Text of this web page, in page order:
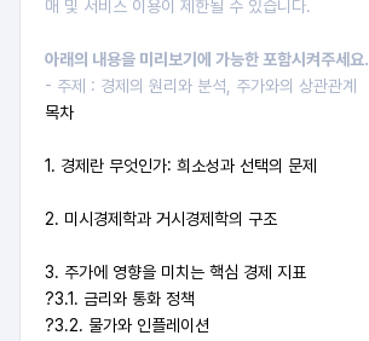
매 및 서비스 이용이 제한될 수 있습니다.
아래의 내용을 미리보기에 가능한 포함시켜주세요.
- 주제 : 경제의 원리와 분석, 주가와의 상관관계
목차
1. 경제란 무엇인가: 희소성과 선택의 문제
2. 미시경제학과 거시경제학의 구조
3. 주가에 영향을 미치는 핵심 경제 지표
?3.1. 금리와 통화 정책
?3.2. 물가와 인플레이션